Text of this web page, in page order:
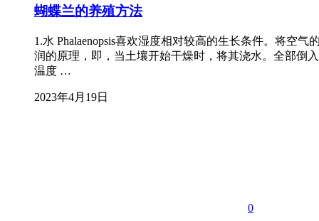
蝴蝶兰的养殖方法
1.水 Phalaenopsis喜欢湿度相对较高的生长条件。将空
润的原理，即，当土壤开始干燥时，将其浇水。全部倒
温度 …
2023年4月19日
0